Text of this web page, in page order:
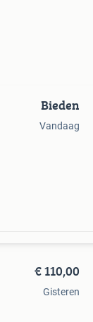
Bieden
Vandaag
€ 110,00
Gisteren